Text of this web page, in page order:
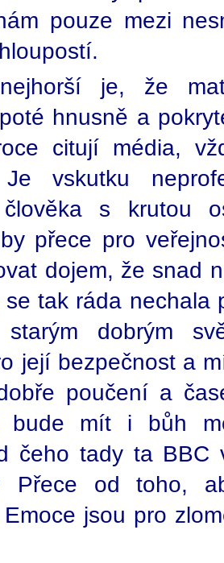
pouze mezi
je, že
hnusně a
citují média,
Je vskutku
člověka s krutou
přece pro
dojem, že snad
tak ráda nechala
dobrým
její bezpečnost a
poučení a
bude mít i bůh
čeho tady ta
Přece od toho,
jsou pro